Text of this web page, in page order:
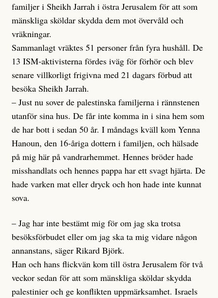
familjer i Sheikh Jarrah i östra Jerusalem för att som
mänskliga sköldar skydda dem mot övervåld och
vräkningar.
Sammanlagt vräktes 51 personer från fyra hushåll. De
13 ISM-aktivisterna fördes iväg för förhör och blev
senare villkorligt frigivna med 21 dagars förbud att
besöka Sheikh Jarrah.
– Just nu sover de palestinska familjerna i rännstenen
utanför sina hus. De får inte komma in i sina hem som
de har bott i sedan 50 år. I måndags kväll kom Yenna
Hanoun, den 16-åriga dottern i familjen, och hälsade
på mig här på vandrarhemmet. Hennes bröder hade
misshandlats och hennes pappa har ett svagt hjärta. De
hade varken mat eller dryck och hon hade inte kunnat
sova.
– Jag har inte bestämt mig för om jag ska trotsa
besöksförbudet eller om jag ska ta mig vidare någon
annanstans, säger Rikard Björk.
Han och hans flickvän kom till östra Jerusalem för två
veckor sedan för att som mänskliga sköldar skydda
palestinier och ge konflikten uppmärksamhet. Israels